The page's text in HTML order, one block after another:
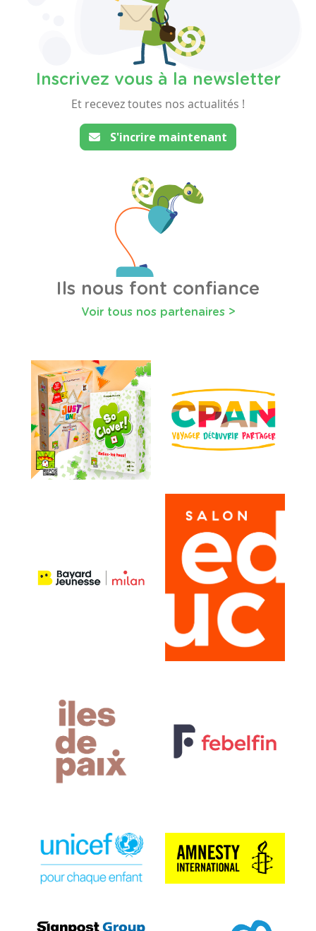
Inscrivez vous à la newsletter
Et recevez toutes nos actualités !
S'incrire maintenant
Ils nous font confiance
Voir tous nos partenaires >